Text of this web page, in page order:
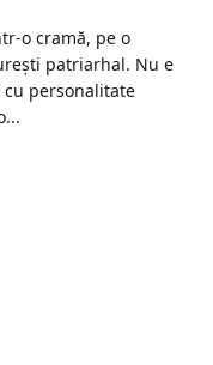
o cramă, pe o
patriarhal. Nu e
personalitate